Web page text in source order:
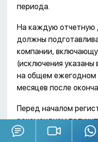
периода.
На каждую отчетную
должны
компании,
(исключения
на общем ежегодном
месяцев после
Перед началом
рекомендуем
специалиста отдела